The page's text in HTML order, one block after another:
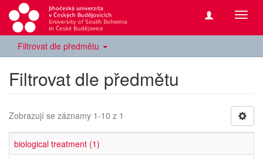
Filtrovat dle předmětu
Filtrovat dle předmětu
Zobrazují se záznamy 1-10 z 1
biological treatment (1)